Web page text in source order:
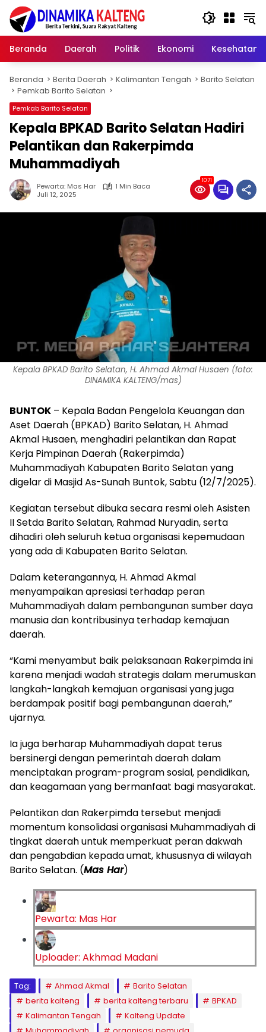
Langsung
konten
Beranda
Daerah Politik Ekonomi Kesehatan
Beranda Berita Daerah Kalimantan Tengah
Barito Selatan
Pemkab Barito Selatan
Pemkab Barito Selatan
Kepala BPKAD Barito Selatan Hadiri
Pelantikan dan Rakerpimda
Muhammadiyah
Pewarta: Mas Har
1 Min Baca
Juli 12, 2025
1071
Kepala BPKAD Barito Selatan, H. Ahmad Akmal Husaen (foto:
DINAMIKA KALTENG/mas)
BUNTOK – Kepala Badan Pengelola Keuangan dan
Aset Daerah (BPKAD) Barito Selatan, H. Ahmad
Akmal Husaen, menghadiri pelantikan dan Rapat
Kerja Pimpinan Daerah (Rakerpimda)
Muhammadiyah Kabupaten Barito Selatan yang
digelar di Masjid As-Sunah Buntok, Sabtu (12/7/2025).
Kegiatan tersebut dibuka secara resmi oleh Asisten
II Setda Barito Selatan, Rahmad Nuryadin, serta
dihadiri oleh seluruh ketua organisasi kepemudaan
yang ada di Kabupaten Barito Selatan.
Dalam keterangannya, H. Ahmad Akmal
menyampaikan apresiasi terhadap peran
Muhammadiyah dalam pembangunan sumber daya
manusia dan kontribusinya terhadap kemajuan
daerah.
“Kami menyambut baik pelaksanaan Rakerpimda ini
karena menjadi wadah strategis dalam merumuskan
langkah-langkah kemajuan organisasi yang juga
berdampak positif bagi pembangunan daerah,”
ujarnya.
Ia juga berharap Muhammadiyah dapat terus
bersinergi dengan pemerintah daerah dalam
menciptakan program-program sosial, pendidikan,
dan keagamaan yang bermanfaat bagi masyarakat.
Pelantikan dan Rakerpimda tersebut menjadi
momentum konsolidasi organisasi Muhammadiyah di
tingkat daerah untuk memperkuat peran dakwah
dan pengabdian kepada umat, khususnya di wilayah
Barito Selatan. (Mas Har)
Pewarta: Mas Har
Uploader: Akhmad Madani
Tag: Ahmad Akmal
Barito Selatan
berita kalteng
berita kalteng terbaru
BPKAD
Kalimantan Tengah
Kalteng Update